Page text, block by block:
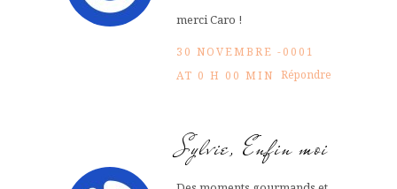
merci Caro !
30 NOVEMBRE -0001
AT 0 H 00 MIN Répondre
Sylvie, Enfin moi